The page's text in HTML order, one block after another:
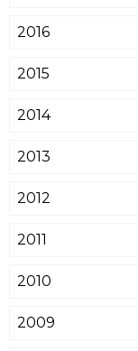
2016
2015
2014
2013
2012
2011
2010
2009